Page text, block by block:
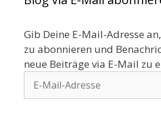
Gib Deine E-Mail-Adresse
zu abonnieren und
neue Beiträge via E-Mail zu